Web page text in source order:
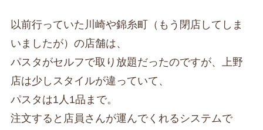
以前行っていた川崎や錦糸町（もう閉店してしま
いましたが）の店舗は、
パスタがセルフで取り放題だったのですが、上野
店は少しスタイルが違っていて、
パスタは1人1品まで。
注文すると店員さんが運んでくれるシステムで